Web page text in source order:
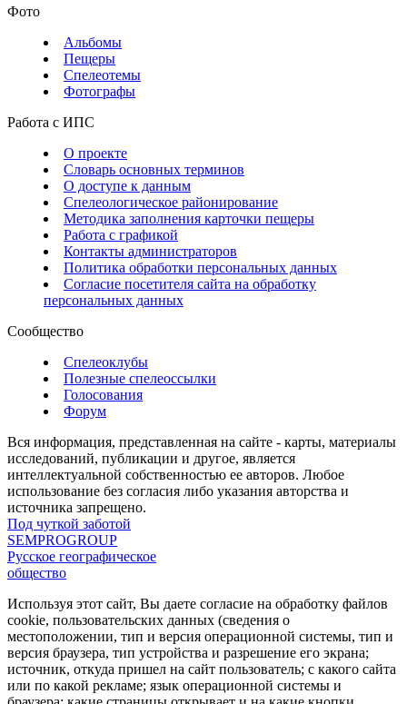
Фото
Альбомы
Пещеры
Спелеотемы
Фотографы
Работа с ИПС
О проекте
Словарь основных терминов
О доступе к данным
Спелеологическое районирование
Методика заполнения карточки пещеры
Работа с графикой
Контакты администраторов
Политика обработки персональных данных
Согласие посетителя сайта на обработку
персональных данных
Сообщество
Спелеоклубы
Полезные спелеоссылки
Голосования
Форум
Вся информация, представленная на сайте - карты, материалы
исследований, публикации и другое, является
интеллектуальной собственностью ее авторов. Любое
использование без согласия либо указания авторства и
источника запрещено.
Под чуткой заботой
SEMPROGROUP
Русское географическое
общество
Используя этот сайт, Вы даете согласие на обработку файлов
cookie, пользовательских данных (сведения о
местоположении, тип и версия операционной системы, тип и
версия браузера, тип устройства и разрешение его экрана;
источник, откуда пришел на сайт пользователь; с какого сайта
или по какой рекламе; язык операционной системы и